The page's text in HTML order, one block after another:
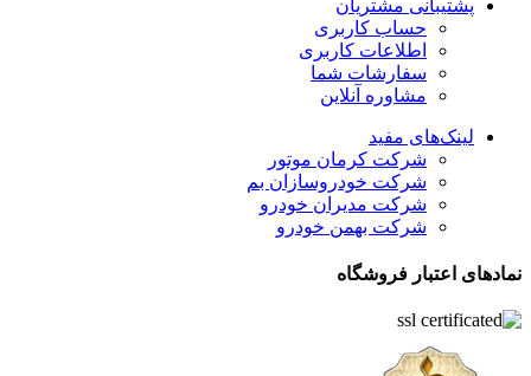
پشتیبانی مشتریان
حساب کاربری
اطلاعات کاربری
سفارشات شما
مشاوره آنلاین
لینک‌های مفید
شرکت کرمان موتور
شرکت خودروسازان بم
شرکت مدیران خودرو
شرکت بهمن خودرو
نمادهای اعتبار فروشگاه